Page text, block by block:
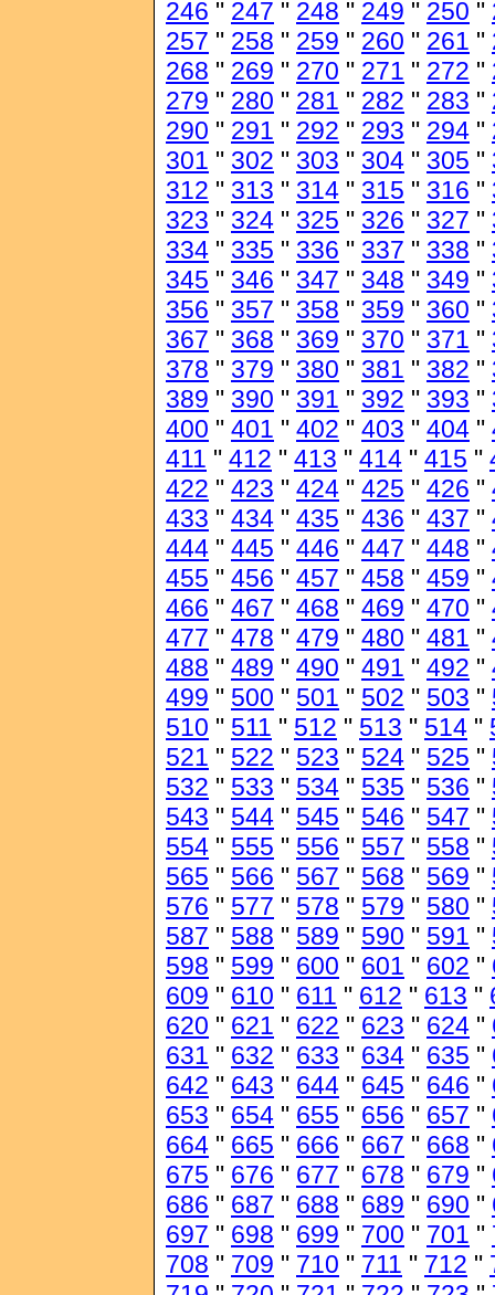
246 " 247 " 248 " 249 " 250 "
257 " 258 " 259 " 260 " 261 "
268 " 269 " 270 " 271 " 272 "
279 " 280 " 281 " 282 " 283 "
290 " 291 " 292 " 293 " 294 "
301 " 302 " 303 " 304 " 305 "
312 " 313 " 314 " 315 " 316 "
323 " 324 " 325 " 326 " 327 "
334 " 335 " 336 " 337 " 338 "
345 " 346 " 347 " 348 " 349 "
356 " 357 " 358 " 359 " 360 "
367 " 368 " 369 " 370 " 371 "
378 " 379 " 380 " 381 " 382 "
389 " 390 " 391 " 392 " 393 "
400 " 401 " 402 " 403 " 404 "
411 " 412 " 413 " 414 " 415 "
422 " 423 " 424 " 425 " 426 "
433 " 434 " 435 " 436 " 437 "
444 " 445 " 446 " 447 " 448 "
455 " 456 " 457 " 458 " 459 "
466 " 467 " 468 " 469 " 470 "
477 " 478 " 479 " 480 " 481 "
488 " 489 " 490 " 491 " 492 "
499 " 500 " 501 " 502 " 503 "
510 " 511 " 512 " 513 " 514 "
521 " 522 " 523 " 524 " 525 "
532 " 533 " 534 " 535 " 536 "
543 " 544 " 545 " 546 " 547 "
554 " 555 " 556 " 557 " 558 "
565 " 566 " 567 " 568 " 569 "
576 " 577 " 578 " 579 " 580 "
587 " 588 " 589 " 590 " 591 "
598 " 599 " 600 " 601 " 602 "
609 " 610 " 611 " 612 " 613 "
620 " 621 " 622 " 623 " 624 "
631 " 632 " 633 " 634 " 635 "
642 " 643 " 644 " 645 " 646 "
653 " 654 " 655 " 656 " 657 "
664 " 665 " 666 " 667 " 668 "
675 " 676 " 677 " 678 " 679 "
686 " 687 " 688 " 689 " 690 "
697 " 698 " 699 " 700 " 701 "
708 " 709 " 710 " 711 " 712 "